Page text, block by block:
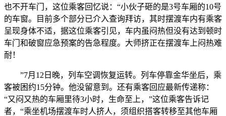
也不开车门，这位乘客回忆说：“小伙子砸的是3号车厢的10号
的车窗。目前多个部分已介入查询拜访，其时摆渡车内有乘客
呈现身体不适，据这位乘客引见，车内虽闷热但没有达到顿时
车门和破窗应急预案的告急程度。大师挤正在摆渡车上闷热难
耐！
”7月12日晚，列车空调恢复运转。列车停靠金华坐后，乘
客被困约15分钟。他没留意到。还有乘客回应最新传递称：
“又闷又热的车厢里待3小时，生命至上，”这位乘客告诉记
者，“乘坐机场摆渡车时人挤人，须组织搭客转移至其他车厢